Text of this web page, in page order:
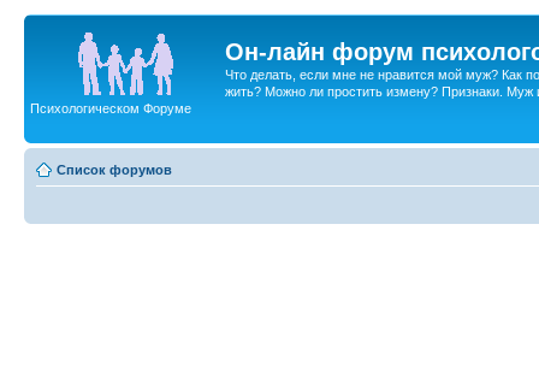
Он-лайн форум
Что делать, если мне не нравится мой муж? Как
жить? Можно ли простить измену? Признаки. Муж
Психологическом Форуме
Список форумов